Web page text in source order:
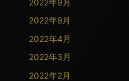
2022年9月
2022年8月
2022年4月
2022年3月
2022年2月